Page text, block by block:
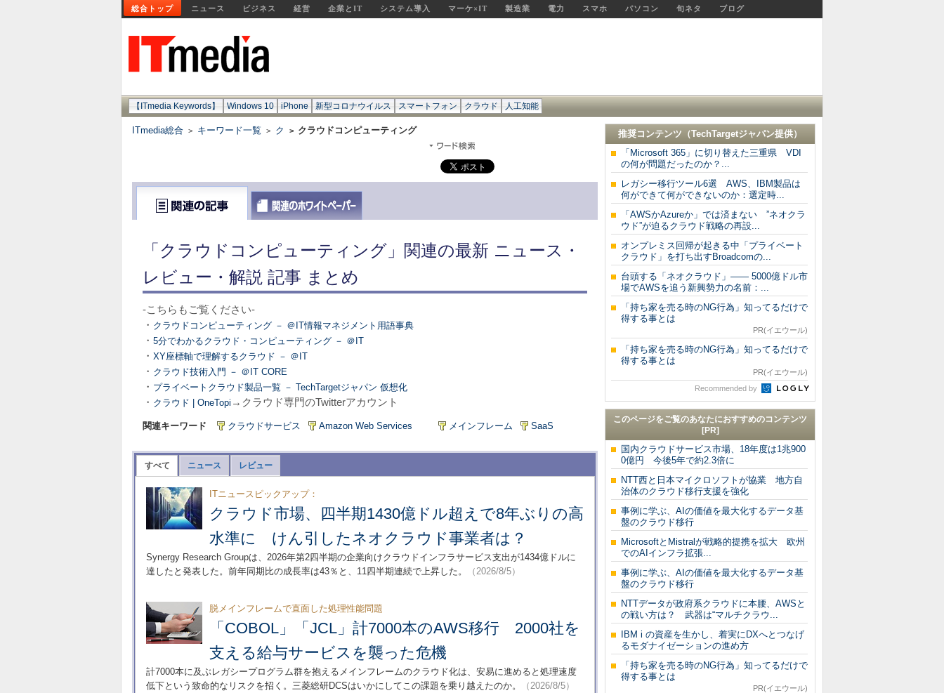
総合トップ ニュース ビジネス 経営 企業とIT システム導入 マーケ×IT 製造業 電力 スマホ パソコン 旬ネタ ブログ
【ITmedia Keywords】 Windows 10 iPhone 新型コロナウイルス スマートフォン クラウド 人工知能
ITmedia総合 > キーワード一覧 > ク > クラウドコンピューティング
「クラウドコンピューティング」関連の最新 ニュース・
レビュー・解説 記事 まとめ
-こちらもご覧ください-
・ クラウドコンピューティング － ＠IT情報マネジメント用語事典
・ 5分でわかるクラウド・コンピューティング － ＠IT
・ XY座標軸で理解するクラウド － ＠IT
・ クラウド技術入門 － ＠IT CORE
・ プライベートクラウド製品一覧 － TechTargetジャパン 仮想化
・ クラウド | OneTopi →クラウド専門のTwitterアカウント
関連キーワード クラウドサービス Amazon Web Services メインフレーム SaaS
すべて ニュース レビュー
ITニュースピックアップ：
クラウド市場、四半期1430億ドル超えで8年ぶりの高
水準に けん引したネオクラウド事業者は？
Synergy Research Groupは、2026年第2四半期の企業向けクラウドインフラサービス支出が1434億ドルに
達したと発表した。前年同期比の成長率は43％と、11四半期連続で上昇した。
（2026/8/5）
脱メインフレームで直面した処理性能問題
「COBOL」「JCL」計7000本のAWS移行 2000社を
支える給与サービスを襲った危機
計7000本に及ぶレガシープログラム群を抱えるメインフレームのクラウド化は、安易に進めると処理速度
低下という致命的なリスクを招く。三菱総研DCSはいかにしてこの課題を乗り越えたのか。
（2026/8/5）
推奨コンテンツ（TechTargetジャパン提供）
「Microsoft 365」に切り替えた三重県 VDI
の何が問題だったのか？...
レガシー移行ツール6選 AWS、IBM製品は
何ができて何ができないのか：選定時...
「AWSかAzureか」では済まない ”ネオクラ
ウド”が迫るクラウド戦略の再設...
オンプレミス回帰が起きる中「プライベート
クラウド」を打ち出すBroadcomの...
台頭する「ネオクラウド」―― 5000億ドル市
場でAWSを追う新興勢力の名前：...
「持ち家を売る時のNG行為」知ってるだけで
得する事とは
PR(イエウール)
「持ち家を売る時のNG行為」知ってるだけで
得する事とは
PR(イエウール)
Recommended by
このページをご覧のあなたにおすすめのコンテンツ
[PR]
国内クラウドサービス市場、18年度は1兆900
0億円 今後5年で約2.3倍に
NTT西と日本マイクロソフトが協業 地方自
治体のクラウド移行支援を強化
事例に学ぶ、AIの価値を最大化するデータ基
盤のクラウド移行
MicrosoftとMistralが戦略的提携を拡大 欧州
でのAIインフラ拡張...
事例に学ぶ、AIの価値を最大化するデータ基
盤のクラウド移行
NTTデータが政府系クラウドに本腰、AWSと
の戦い方は？ 武器は“マルチクラウ...
IBM i の資産を生かし、着実にDXへとつなげ
るモダナイゼーションの進め方
「持ち家を売る時のNG行為」知ってるだけで
得する事とは
PR(イエウール)